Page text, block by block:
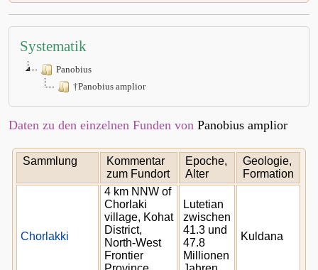
Systematik
Panobius
†Panobius amplior
Daten zu den einzelnen Funden von Panobius amplior
Sammlung
Kommentar
zum Fundort
Epoche,
Alter
Geologie,
Formation
Chorlakki
4 km NNW of
Chorlaki
village, Kohat
District,
North-West
Frontier
Lutetian
zwischen
41.3 und
47.8
Millionen
Kuldana